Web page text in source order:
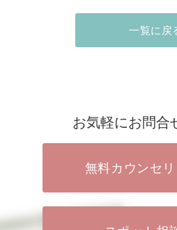
一覧に戻
お気軽にお問合
無料カウンセ